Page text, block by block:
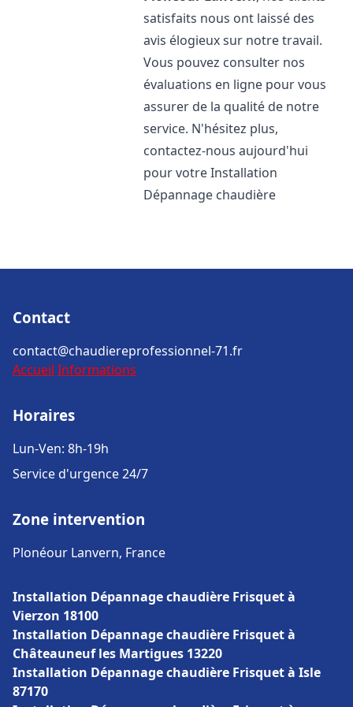
satisfaits nous ont laissé des
avis élogieux sur notre travail.
Vous pouvez consulter nos
évaluations en ligne pour vous
assurer de la qualité de notre
service. N'hésitez plus,
contactez-nous aujourd'hui
pour votre Installation
Dépannage chaudière
Contact
contact@chaudiereprofessionnel-71.fr
Accueil Informations
Horaires
Lun-Ven: 8h-19h
Service d'urgence 24/7
Zone intervention
Plonéour Lanvern, France
Installation Dépannage chaudière Frisquet à
Vierzon 18100
Installation Dépannage chaudière Frisquet à
Châteauneuf les Martigues 13220
Installation Dépannage chaudière Frisquet à Isle
87170